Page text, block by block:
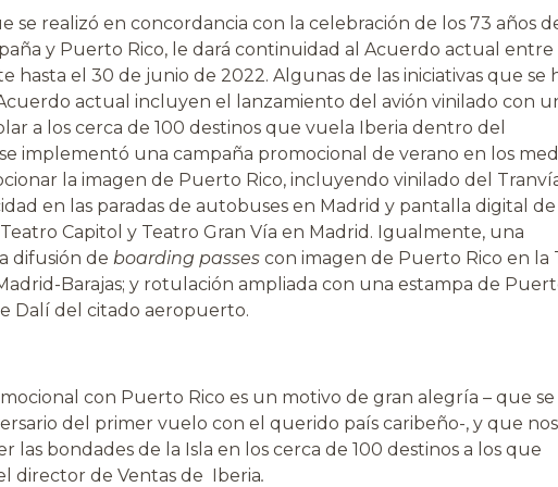
se realizó en concordancia con la celebración de los 73 años
y Puerto Rico, le dará continuidad al Acuerdo actual entre
hasta el 30 de junio de 2022. Algunas de las iniciativas que se
actual incluyen el lanzamiento del avión vinilado con
a los cerca de 100 destinos que vuela Iberia dentro del
implementó una campaña promocional de verano en los
la imagen de Puerto Rico, incluyendo vinilado del
en las paradas de autobuses en Madrid y pantalla digital de
Capitol y Teatro Gran Vía en Madrid. Igualmente, una
difusión de boarding passes con imagen de Puerto Rico en la
Barajas; y rotulación ampliada con una estampa de
Dalí del citado aeropuerto.
con Puerto Rico es un motivo de gran alegría – que se
del primer vuelo con el querido país caribeño-, y que nos
las bondades de la Isla en los cerca de 100 destinos a los que
director de Ventas de Iberia.